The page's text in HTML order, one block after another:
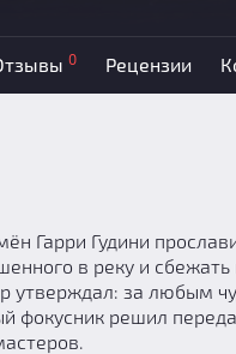
0 Рецензии
Гарри Гудини
в реку и
утверждал: за любым
фокусник решил